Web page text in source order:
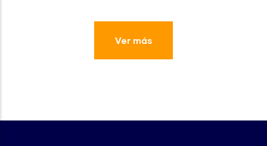
Ver más